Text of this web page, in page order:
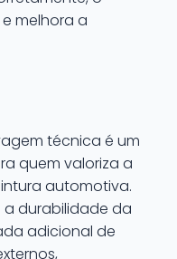
melhora a
técnica é um
quem valoriza a
automotiva.
a durabilidade da
adicional de